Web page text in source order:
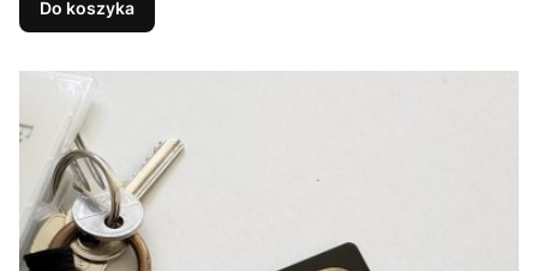
Do koszyka